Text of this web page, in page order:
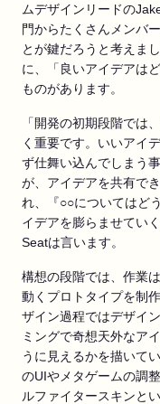
ムデザインリードの
門からたくさんメンバ
とが鍵だろうと考えま
に、「良いアイデアは
ものがあります。
「開発の初期段階では
く重要です。いいアイ
ず仕舞い込んでしまう
が、アイデアを共有で
れ、『○○についてはど
イデアを膨らませてい
Seatは言います。
構想の段階では、作業
動くプロトタイプを制
ザイン過程ではデザイ
ミングで奇想天外なア
うに見えるかを描いて
のUIやメタゲームの調
ルファイタースキンと